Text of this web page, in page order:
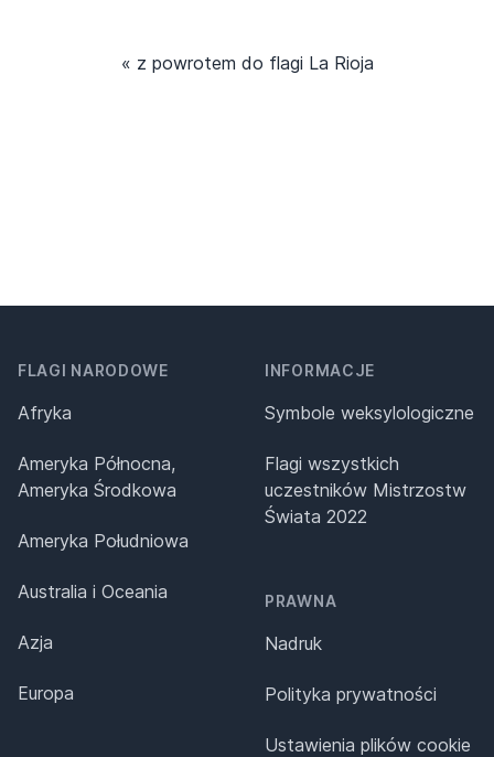
« z powrotem do flagi La Rioja
FLAGI NARODOWE
Afryka
Ameryka Północna,
Ameryka Środkowa
Ameryka Południowa
Australia i Oceania
Azja
Europa
INFORMACJE
Symbole weksylologiczne
Flagi wszystkich
uczestników Mistrzostw
Świata 2022
PRAWNA
Nadruk
Polityka prywatności
Ustawienia plików cookie